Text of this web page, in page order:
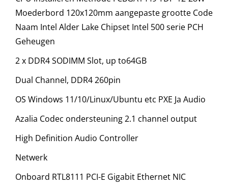
Moederbord 120x120mm aangepaste grootte Code
Naam Intel Alder Lake Chipset Intel 500 serie PCH
Geheugen
2 x DDR4 SODIMM Slot, up to64GB
Dual Channel, DDR4 260pin
OS Windows 11/10/Linux/Ubuntu etc PXE Ja Audio
Azalia Codec ondersteuning 2.1 channel output
High Definition Audio Controller
Netwerk
Onboard RTL8111 PCI-E Gigabit Ethernet NIC